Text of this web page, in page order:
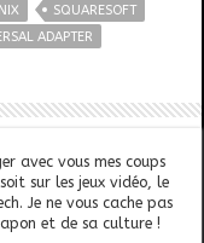
SQUARESOFT
ADAPTER
avec vous mes coups
sur les jeux vidéo, le
Je ne vous cache pas
et de sa culture !